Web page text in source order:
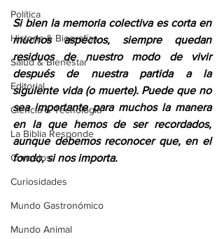
Política
Historia & Biografías
Salud & Bienestar
Editorial
Ciencia & Tecnología
La Biblia Responde
Consejos
Curiosidades
Mundo Gastronómico
Mundo Animal
Si bien la memoria colectiva es corta en
muchos aspectos, siempre quedan
residuos de nuestro modo de vivir
después de nuestra partida a la
siguiente vida (o muerte). Puede que no
sea importante para muchos la manera
en la que hemos de ser recordados,
aunque debemos reconocer que, en el
fondo, si nos importa.